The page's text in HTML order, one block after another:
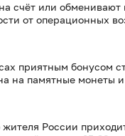
счёт или
от операционных
приятным бонусом
на памятные монеты
России